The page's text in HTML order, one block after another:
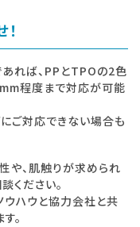
れば、PPとTPOの2色
程度まで対応が可能
ご対応できない場合も
や、肌触りが求められ
ください。
ウハウと協力会社と共
。